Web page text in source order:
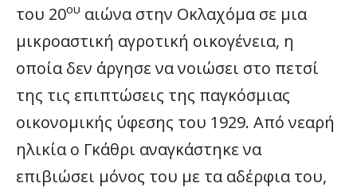
του 20ου αιώνα στην Οκλαχόμα σε μια
μικροαστική αγροτική οικογένεια, η
οποία δεν άργησε να νοιώσει στο πετσί
της τις επιπτώσεις της παγκόσμιας
οικονομικής ύφεσης του 1929. Από νεαρή
ηλικία ο Γκάθρι αναγκάστηκε να
επιβιώσει μόνος του με τα αδέρφια του,